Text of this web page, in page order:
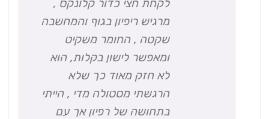
לקחת חצי כדור קלונקס ,
מרגיש ריפיון בגוף והמחשבה
שקטה , החומר משקיט
ומאפשר לישון בקלות, הוא
לא חזק מאוד כך שלא
הרגשתי מסטולה מדי , הייתי
בתחושה של רפיון אך עם